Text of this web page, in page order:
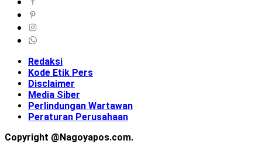
Redaksi
Kode Etik Pers
Disclaimer
Media Siber
Perlindungan Wartawan
Peraturan Perusahaan
Copyright @Nagoyapos.com.